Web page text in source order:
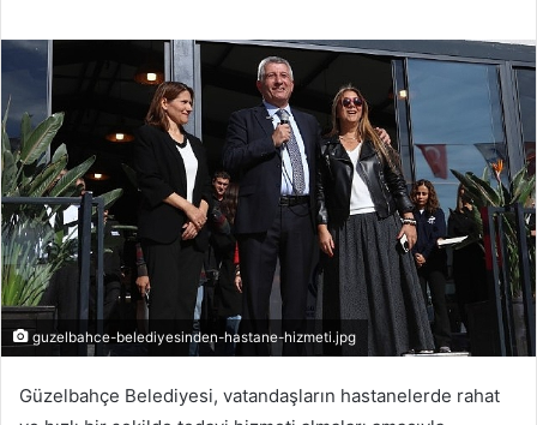
guzelbahce-belediyesinden-hastane-hizmeti.jpg
Güzelbahçe Belediyesi, vatandaşların hastanelerde rahat